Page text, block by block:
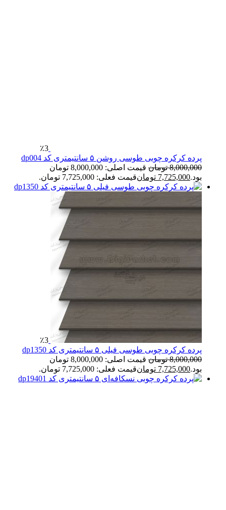
٪3
پرده کرکره چوبی طوسی روشن ۵ سانتیمتری کد dp004
8,000,000 تومان
قیمت اصلی: 8,000,000 تومان
بود.7,725,000 تومانقیمت فعلی: 7,725,000 تومان.
٪3
پرده کرکره چوبی طوسی فیلی ۵ سانتیمتری کد dp1350
8,000,000 تومان
قیمت اصلی: 8,000,000 تومان
بود.7,725,000 تومانقیمت فعلی: 7,725,000 تومان.